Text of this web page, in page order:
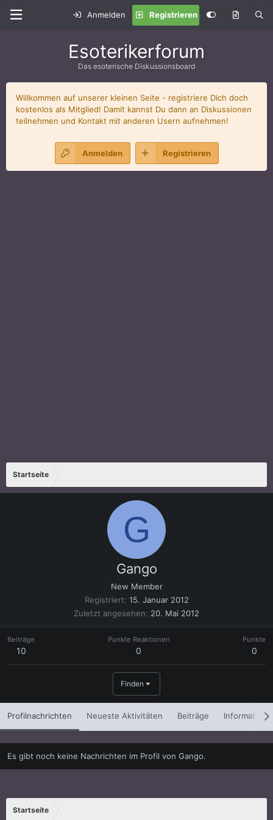
Anmelden Registrieren
Esoterikerforum
Das esoterische Diskussionsboard
Willkommen auf unserer kleinen Seite - registriere Dich doch
kostenlos als Mitglied! Damit kannst Du dann an Diskussionen
teilnehmen und Kontakt mit anderen Usern aufnehmen!
Anmelden Registrieren
Startseite
G
Gango
New Member
Registriert 15. Januar 2012
Zuletzt angesehen
20. Mai 2012
Beiträge
10
Punkte Reaktionen
0
Punkte
0
Finden
Profilnachrichten Neueste Aktivitäten Beiträge
Es gibt noch keine Nachrichten im Profil von Gango.
Startseite